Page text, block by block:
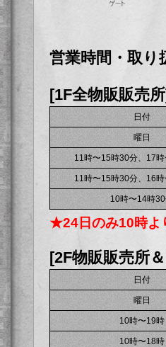
営業時間・取り
[1F全物販販売
日付
曜日
11時〜15時30分、17
11時〜15時30分、16
10時〜14時
★24日のみ10時よ
[2F物販販売所
日付
曜日
10時〜19時
10時〜18時